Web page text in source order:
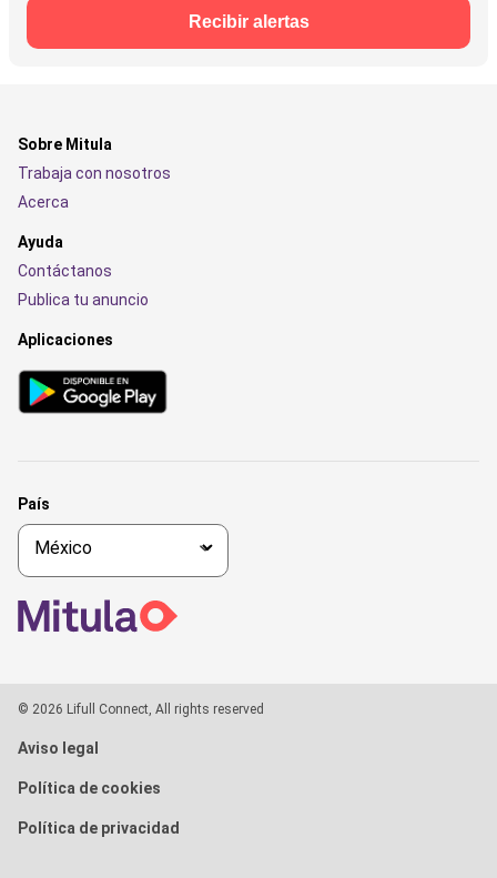
Recibir alertas
Sobre Mitula
Trabaja con nosotros
Acerca
Ayuda
Contáctanos
Publica tu anuncio
Aplicaciones
País
© 2026 Lifull Connect, All rights reserved
Aviso legal
Política de cookies
Política de privacidad